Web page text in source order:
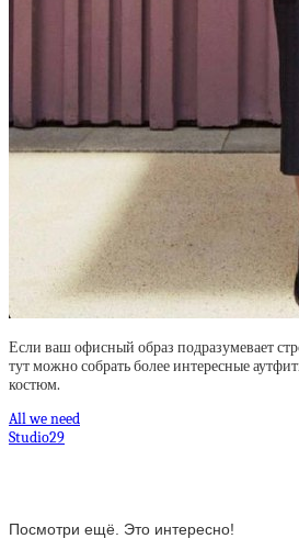
Если ваш офисный образ подразумевает
тут можно собрать более интересные
костюм.
All we need
Studio29
Посмотри ещё. Это интересно!